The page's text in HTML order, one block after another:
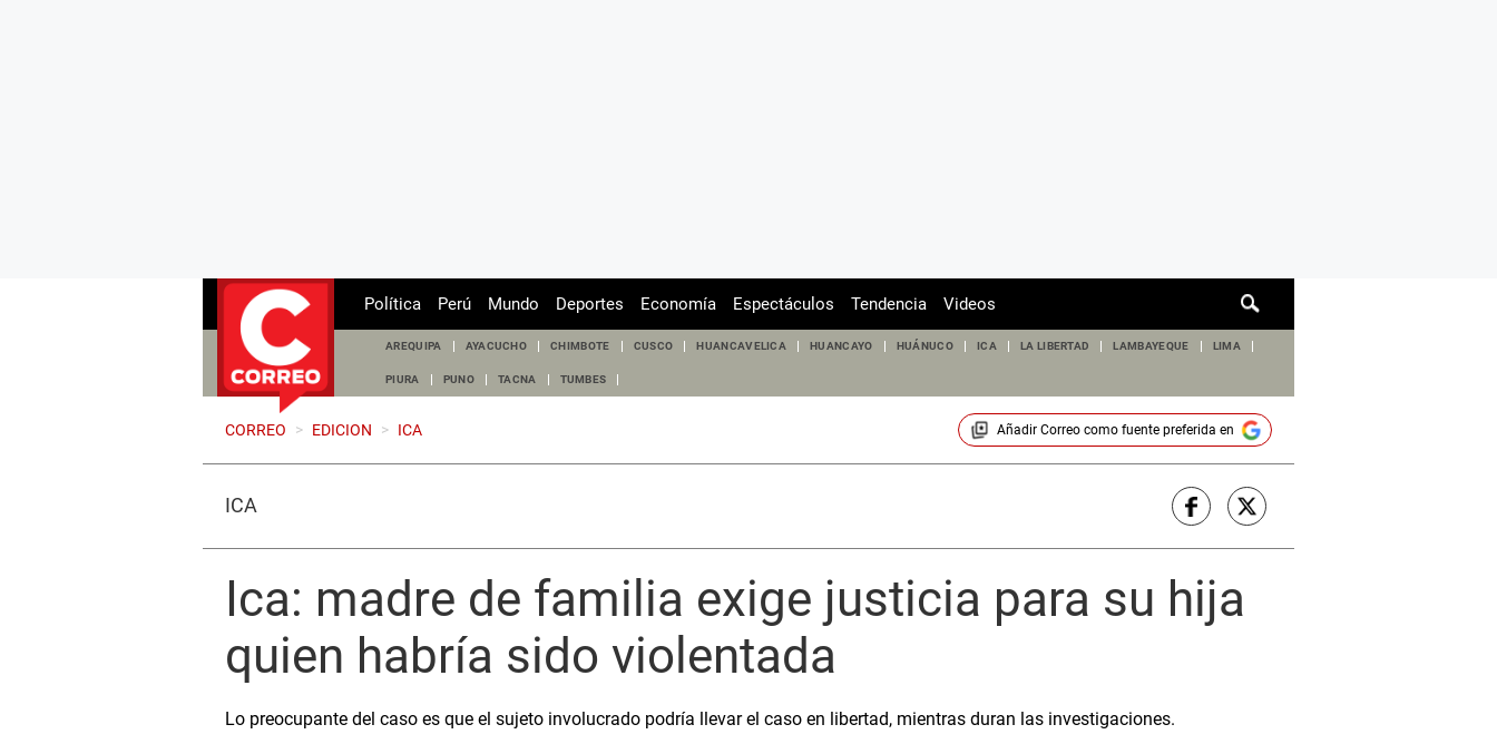
de
Política Perú Mundo Deportes Economía Espectáculos Tendencia Videos
AREQUIPA AYACUCHO CHIMBOTE CUSCO HUANCAVELICA HUANCAYO HUÁNUCO ICA LA LIBERTAD LAMBAYEQUE LIMA
PIURA PUNO TACNA TUMBES
CORREO > EDICION > ICA Añadir Correocomo fuente preferida en
ICA
Ica: madre de familia exige justicia para su hija
quien habría sido violentada
Lo preocupante del caso es que el sujeto involucrado podría llevar el caso en libertad, mientras duran las investigaciones.